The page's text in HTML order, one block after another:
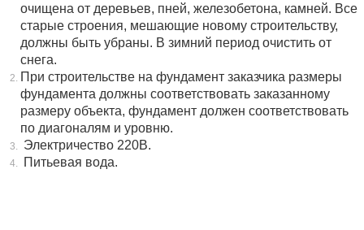
очищена от деревьев, пней, железобетона, камней. Все
старые строения, мешающие новому строительству,
должны быть убраны. В зимний период очистить от
снега.
При строительстве на фундамент заказчика размеры
фундамента должны соответствовать заказанному
размеру объекта, фундамент должен соответствовать
по диагоналям и уровню.
Электричество 220В.
Питьевая вода.